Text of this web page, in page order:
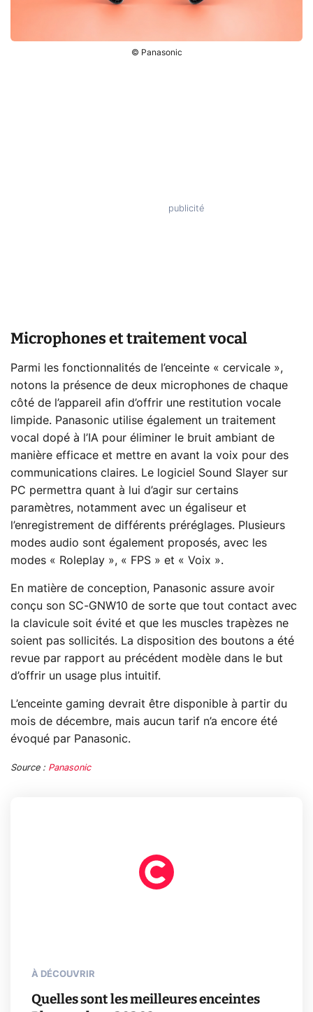
© Panasonic
Microphones et traitement vocal
Parmi les fonctionnalités de l’enceinte « cervicale »,
notons la présence de deux microphones de chaque
côté de l’appareil afin d’offrir une restitution vocale
limpide. Panasonic utilise également un traitement
vocal dopé à l’IA pour éliminer le bruit ambiant de
manière efficace et mettre en avant la voix pour des
communications claires. Le logiciel Sound Slayer sur
PC permettra quant à lui d’agir sur certains
paramètres, notamment avec un égaliseur et
l’enregistrement de différents préréglages. Plusieurs
modes audio sont également proposés, avec les
modes « Roleplay », « FPS » et « Voix ».
En matière de conception, Panasonic assure avoir
conçu son SC-GNW10 de sorte que tout contact avec
la clavicule soit évité et que les muscles trapèzes ne
soient pas sollicités. La disposition des boutons a été
revue par rapport au précédent modèle dans le but
d’offrir un usage plus intuitif.
L’enceinte gaming devrait être disponible à partir du
mois de décembre, mais aucun tarif n’a encore été
évoqué par Panasonic.
Source : Panasonic
À DÉCOUVRIR
Quelles sont les meilleures enceintes